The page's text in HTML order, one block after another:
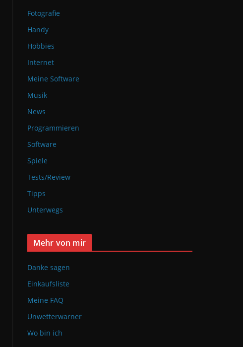
Fotografie
Handy
Hobbies
Internet
Meine Software
Musik
News
Programmieren
Software
Spiele
Tests/Review
Tipps
Unterwegs
Mehr von mir
Danke sagen
Einkaufsliste
Meine FAQ
Unwetterwarner
Wo bin ich